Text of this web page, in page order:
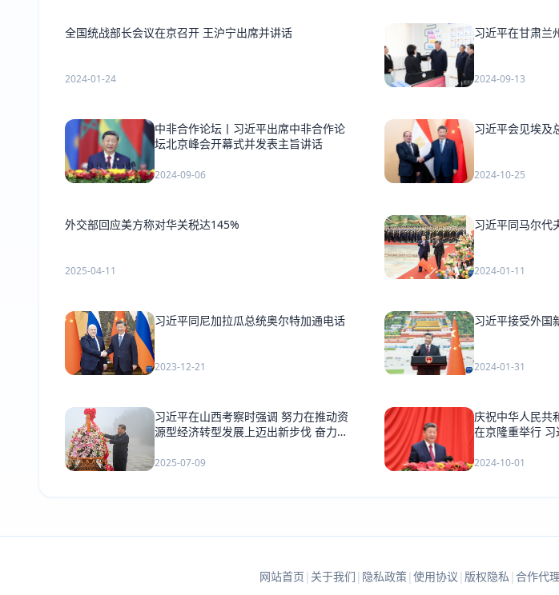
全国统战部长会议在京召开 王沪宁出席并讲话
2024-01-24
习近平在甘肃兰
2024-09-13
中非合作论坛丨习近平出席中非合作论
坛北京峰会开幕式并发表主旨讲话
2024-09-06
习近平会见埃及
2024-10-25
外交部回应美方称对华关税达145%
2025-04-11
习近平同马尔代
2024-01-11
习近平同尼加拉瓜总统奥尔特加通电话
2023-12-21
习近平接受外国
2024-01-31
习近平在山西考察时强调 努力在推动资
源型经济转型发展上迈出新步伐 奋力谱
2025-07-09
庆祝中华人民共
在京隆重举行
2024-10-01
网站首页 | 关于我们 | 隐私政策| 使用协议 | 版权隐私 | 合作代理